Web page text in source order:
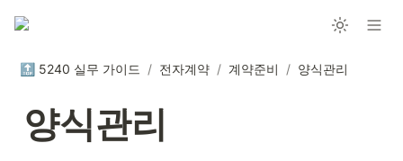
🔝 5240 실무 가이드 / 전자계약 / 계약준비 / 양식관리
양식관리